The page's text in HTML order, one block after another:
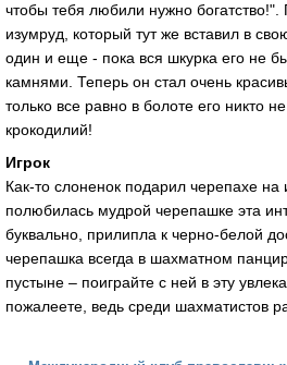
чтобы тебя любили нужно
изумруд, который тут же вставил в
один и еще - пока вся шкурка его не
камнями. Теперь он стал очень
только все равно в болоте его никто
крокодилий!
Игрок
Как-то слоненок подарил черепахе
полюбилась мудрой черепашке эта
буквально, прилипла к черно-белой
черепашка всегда в шахматном
пустыне – поиграйте с ней в эту
пожалеете, ведь среди шахматистов